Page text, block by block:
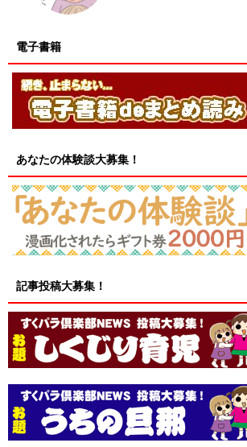
電子書籍
あなたの体験談大募集！
記事投稿大募集！